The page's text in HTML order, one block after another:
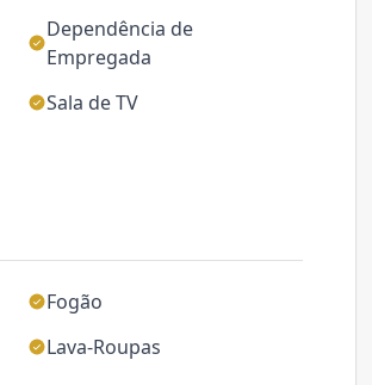
Dependência de
Empregada
Sala de TV
Fogão
Lava-Roupas